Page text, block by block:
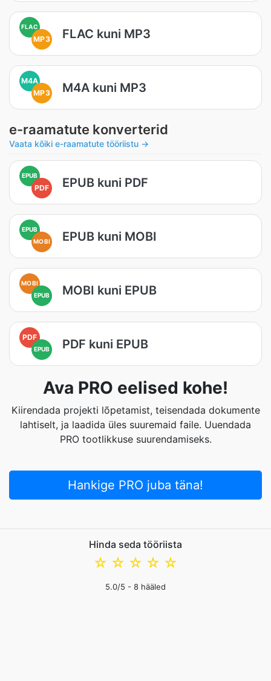
FLAC
MP3 FLAC kuni MP3
M4A
MP3
M4A kuni MP3
e-raamatute konverterid
Vaata kõiki e-raamatute tööriistu →
EPUB
PDF EPUB kuni PDF
EPUB
MOBI
EPUB kuni MOBI
MOBI
EPUB
MOBI kuni EPUB
PDF
EPUB PDF kuni EPUB
Ava PRO eelised kohe!
Kiirendada projekti lõpetamist, teisendada dokumente
lahtiselt, ja laadida üles suuremaid faile. Uuendada
PRO tootlikkuse suurendamiseks.
Hankige PRO juba täna!
Hinda seda tööriista
☆
☆
☆
☆
☆
5.0/5 - 8 hääled